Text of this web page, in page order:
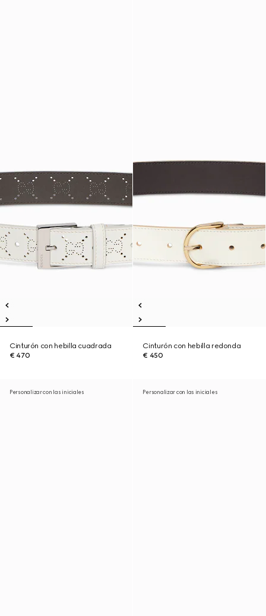
Cinturón con hebilla cuadrada
€ 470
Cinturón con hebilla redonda
€ 450
Personalizar con las iniciales Personalizar con las iniciales